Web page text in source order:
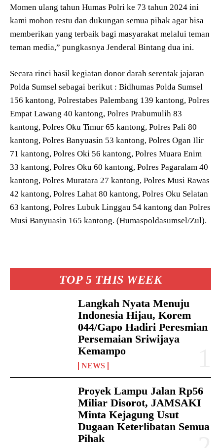
TOP 5 THIS WEEK
Langkah Nyata Menuju
Indonesia Hijau, Korem
044/Gapo Hadiri Peresmian
Persemaian Sriwijaya
Kemampo
NEWS
Proyek Lampu Jalan Rp56
Miliar Disorot, JAMSAKI
Minta Kejagung Usut
Dugaan Keterlibatan Semua
Pihak
Momen ulang tahun Humas Polri ke 73 tahun 2024 ini
kami mohon restu dan dukungan semua pihak agar bisa
memberikan yang terbaik bagi masyarakat melalui teman
teman media,” pungkasnya Jenderal Bintang dua ini.
Secara rinci hasil kegiatan donor darah serentak jajaran
Polda Sumsel sebagai berikut : Bidhumas Polda Sumsel
156 kantong, Polrestabes Palembang 139 kantong, Polres
Empat Lawang 40 kantong, Polres Prabumulih 83
kantong, Polres Oku Timur 65 kantong, Polres Pali 80
kantong, Polres Banyuasin 53 kantong, Polres Ogan Ilir
71 kantong, Polres Oki 56 kantong, Polres Muara Enim
33 kantong, Polres Oku 60 kantong, Polres Pagaralam 40
kantong, Polres Muratara 27 kantong, Polres Musi Rawas
42 kantong, Polres Lahat 80 kantong, Polres Oku Selatan
63 kantong, Polres Lubuk Linggau 54 kantong dan Polres
Musi Banyuasin 165 kantong. (Humaspoldasumsel/Zul).